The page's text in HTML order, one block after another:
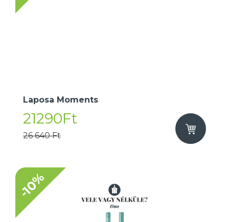
Laposa Moments
21290Ft
26 640 Ft
-10%